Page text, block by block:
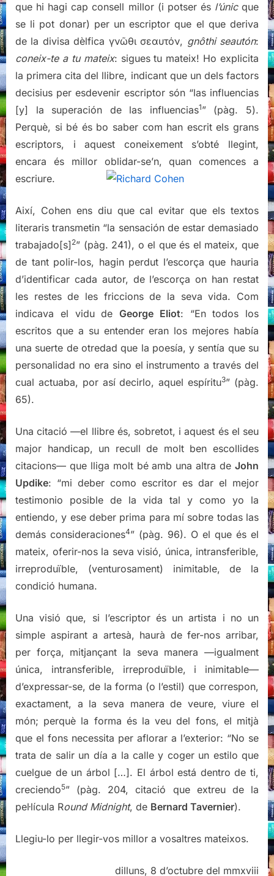
que hi hagi cap consell millor (i potser és l’únicque
se li pot donar) per un escriptor que el que deriva
de la divisa dèlfica γνῶθι σεαυτόν, gnôthi seautón:
coneix-te a tu mateix: sigues tu mateix! Ho explicita
la primera cita del llibre, indicant que un dels factors
decisius per esdevenir escriptor són “las influencias
[y] la superación de las influencias1” (pàg. 5).
Perquè, si bé és bo saber com han escrit els grans
escriptors, i aquest coneixement s’obté llegint,
encara és millor oblidar-se’n, quan comences a
escriure.
Així, Cohen ens diu que cal evitar que els textos
literaris transmetin “la sensación de estar demasiado
trabajado[s] 2” (pàg. 241), o el que és el mateix, que
de tant polir-los, hagin perdut l’escorça que hauria
d’identificar cada autor, de l’escorça on han restat
les restes de les friccions de la seva vida. Com
indicava el vidu de George Eliot: “En todos los
escritos que a su entender eran los mejores había
una suerte de otredad que la poesía, y sentía que su
personalidad no era sino el instrumento a través del
cual actuaba, por así decirlo, aquel espíritu3” (pàg.
65).
Una citació —el llibre és, sobretot, i aquest és el seu
major handicap, un recull de molt ben escollides
citacions— que lliga molt bé amb una altra de John
Updike: “mi deber como escritor es dar el mejor
testimonio posible de la vida tal y como yo la
entiendo, y ese deber prima para mí sobre todas las
demás consideraciones4” (pàg. 96). O el que és el
mateix, oferir-nos la seva visió, única, intransferible,
irreproduïble, (venturosament) inimitable, de la
condició humana.
Una visió que, si l’escriptor és un artista i no un
simple aspirant a artesà, haurà de fer-nos arribar,
per força, mitjançant la seva manera —igualment
única, intransferible, irreproduïble, i inimitable—
d’expressar-se, de la forma (o l’estil) que correspon,
exactament, a la seva manera de veure, viure el
món; perquè la forma és la veu del fons, el mitjà
que el fons necessita per aflorar a l’exterior: “No se
trata de salir un día a la calle y coger un estilo que
cuelgue de un árbol […]. El árbol está dentro de ti,
creciendo5” (pàg. 204, citació que extreu de la
pel·lícula Round Midnight, de Bernard Tavernier).
Llegiu-lo per llegir-vos millor a vosaltres mateixos.
dilluns, 8 d’octubre del mmxviii